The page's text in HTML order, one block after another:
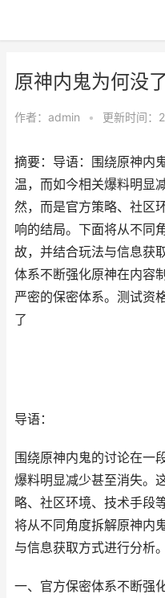
原神内鬼为何没了
作者： admin • 更新时间
摘要：导语：围绕原神内
温，而如今相关爆料明显
然，而是官方策略、社区
响的结局。下面将从不同
故，并结合玩法与信息获
体系不断强化原神在内容
严密的保密体系。测试资
了
导语：
围绕原神内鬼的讨论在一
爆料明显减少甚至消失。
略、社区环境、技术手段
将从不同角度拆解原神内
与信息获取方式进行分析。
一、官方保密体系不断强